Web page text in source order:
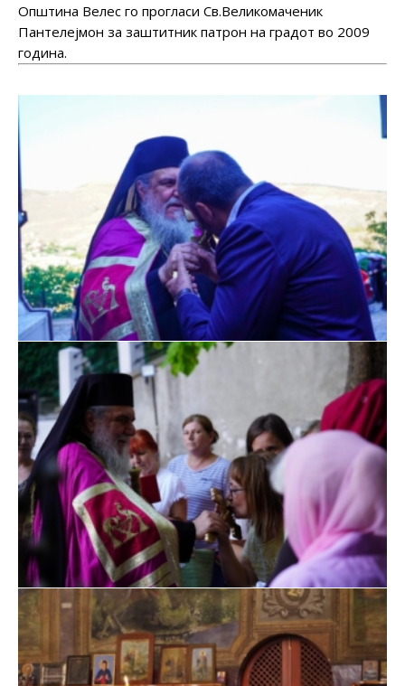
Општина Велес го прогласи Св.Великомаченик
Пантелејмон за заштитник патрон на градот во 2009
година.